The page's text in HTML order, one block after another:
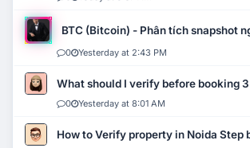
BTC (Bitcoin) - Phân tích snapshot
0 Yesterday at 2:43 PM
What should I verify before booking 3
0 Yesterday at 8:01 AM
How to Verify property in Noida Step